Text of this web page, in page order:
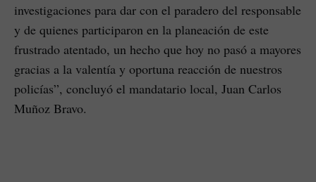
investigaciones para dar con el paradero del responsable
y de quienes participaron en la planeación de este
frustrado atentado, un hecho que hoy no pasó a mayores
gracias a la valentía y oportuna reacción de nuestros
policías”, concluyó el mandatario local, Juan Carlos
Muñoz Bravo.